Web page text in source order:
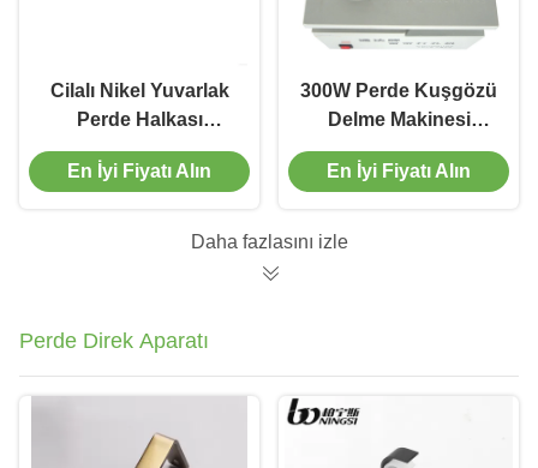
Cilalı Nikel Yuvarlak
Perde Halkası
Paslanmaz Çelik
Perde Klipsi
En İyi Fiyatı Alın
300W Perde Kuşgözü
Delme Makinesi
Manipülatör Kaynağı
En İyi Fiyatı Alın
Daha fazlasını izle
Perde Direk Aparatı